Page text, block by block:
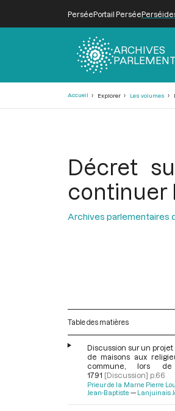
PerséePortail Persée
ARCHIVES
Accueil Explorer Les volumes
Décret
continuer
Archives parlementaires
Table des matières
Discussion sur un
de maisons aux
commune, lors
1791 [Discussion] p.66
Prieur de la Marne Pierre
Jean-Baptiste
Lanjuinais